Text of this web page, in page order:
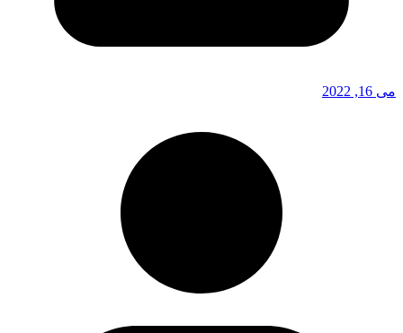
می 16, 2022